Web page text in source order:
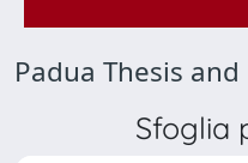
Padua Thesis
Sfoglia